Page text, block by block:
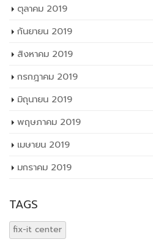
ตุลาคม 2019
กันยายน 2019
สิงหาคม 2019
กรกฎาคม 2019
มิถุนายน 2019
พฤษภาคม 2019
เมษายน 2019
มกราคม 2019
TAGS
fix-it center